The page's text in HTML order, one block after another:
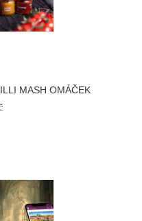
MASH OMÁČEK